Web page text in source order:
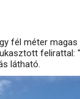
fél méter
felirattal:
látható.